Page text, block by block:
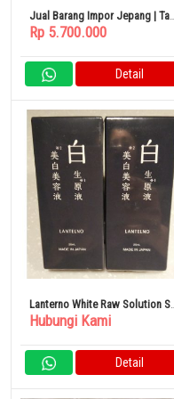
Jual Barang Impor Jepang | Tas
sekolah Fit-chan Hitam
Rp 5.700.000
Detail
Lanterno White Raw Solution Set
Serum Pemutih
Hubungi Kami
Detail